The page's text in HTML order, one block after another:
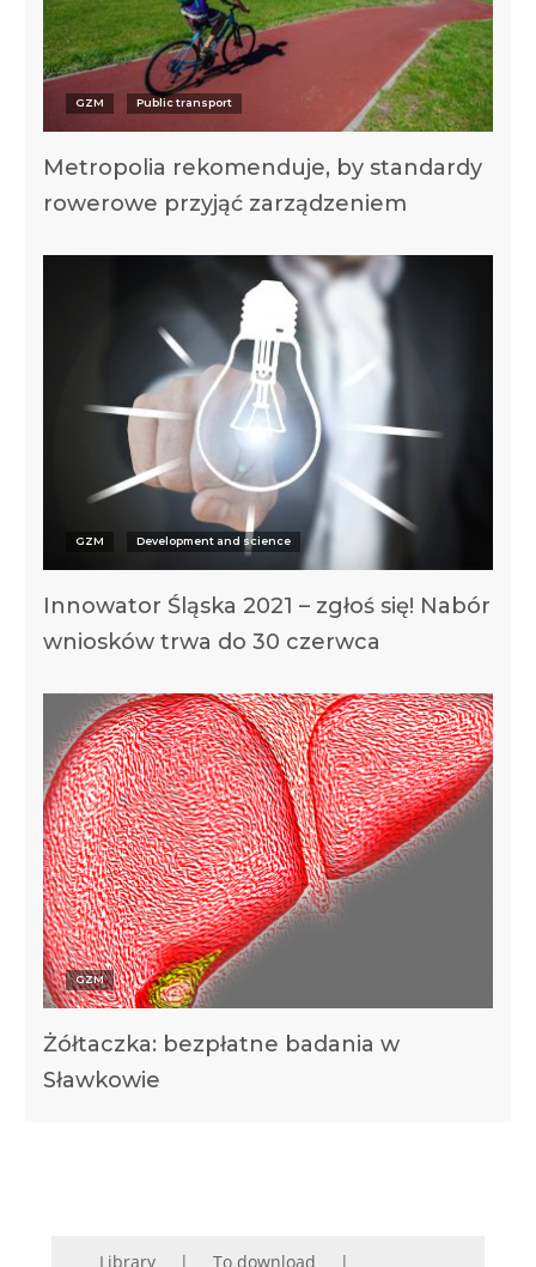
GZM Public transport
Metropolia rekomenduje, by standardy
rowerowe przyjąć zarządzeniem
GZM Development and science
Innowator Śląska 2021 – zgłoś się! Nabór
wniosków trwa do 30 czerwca
GZM
Żółtaczka: bezpłatne badania w
Sławkowie
Library To download